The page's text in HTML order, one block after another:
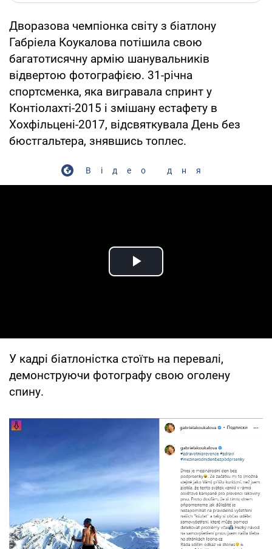
Дворазова чемпіонка світу з біатлону
Габріела Коукалова потішила свою
багатотисячну армію шанувальників
відвертою фотографією. 31-річна
спортсменка, яка вигравала спринт у
Контіолахті-2015 і змішану естафету в
Хохфільцені-2017, відсвяткувала День без
бюстгальтера, знявшись топлес.
Відео дня
Play Video
У кадрі біатлоністка стоїть на перевалі,
демонструючи фотографу свою оголену
спину.